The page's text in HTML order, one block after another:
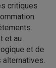
critiques
et au
et de
alternatives.